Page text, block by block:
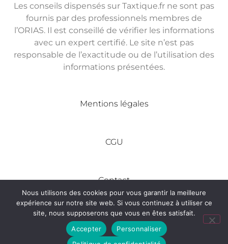
Les conseils dispensés sur Taxtique.fr ne sont pas
fournis par des professionnels membres de
l’ORIAS. Il est conseillé de vérifier les informations
avec un expert certifié. Le site n’est pas
responsable de l’exactitude ou de l’utilisation des
informations présentées.
Mentions légales
CGU
Contact
Tous droits réservés © Made In Entreprise
Nous utilisons des cookies pour vous garantir la meilleure
expérience sur notre site web. Si vous continuez à utiliser ce
site, nous supposerons que vous en êtes satisfait.
Accepter
Personnaliser